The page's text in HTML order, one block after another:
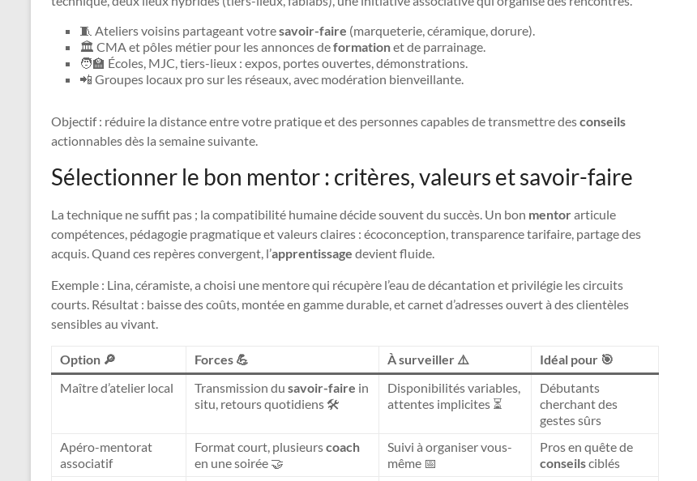
🧵 Ateliers voisins partageant votresavoir-faire (marqueterie, céramique, dorure).
🏛️ CMA et pôles métier pour les annonces deformationet de parrainage.
🧑‍🏫 Écoles, MJC, tiers-lieux : expos, portes ouvertes, démonstrations.
📲 Groupes locaux pro sur les réseaux, avec modération bienveillante.
Objectif : réduire la distance entre votre pratique et des personnes capables de transmettre desconseils
actionnables dès la semaine suivante.
Sélectionner le bon mentor : critères, valeurs et savoir-faire
La technique ne suffit pas ; la compatibilité humaine décide souvent du succès. Un bon mentorarticule
compétences, pédagogie pragmatique et valeurs claires : écoconception, transparence tarifaire, partage des
acquis. Quand ces repères convergent, l’apprentissage devient fluide.
Exemple : Lina, céramiste, a choisi une mentore qui récupère l’eau de décantation et privilégie les circuits
courts. Résultat : baisse des coûts, montée en gamme durable, et carnet d’adresses ouvert à des clientèles
sensibles au vivant.
Option 🔎 Forces 💪 À surveiller ⚠️
Idéal pour 🎯
Maître d’atelier local
Transmission du savoir-faire in
situ, retours quotidiens 🛠️
Disponibilités variables,
attentes implicites ⏳
Débutants
cherchant des
gestes sûrs
Apéro-mentorat
associatif
Format court, plusieurscoach
en une soirée 🤝
Suivi à organiser vous-
même 📅
Pros en quête de
conseilsciblés